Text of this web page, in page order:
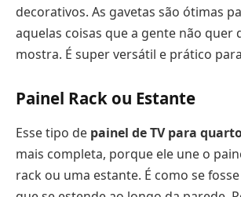
decorativos. As gavetas são ótimas
aquelas coisas que a gente não quer
mostra. É super versátil e prático
Painel Rack ou Estante
Esse tipo de painel de TV para
mais completa, porque ele une o
rack ou uma estante. É como se